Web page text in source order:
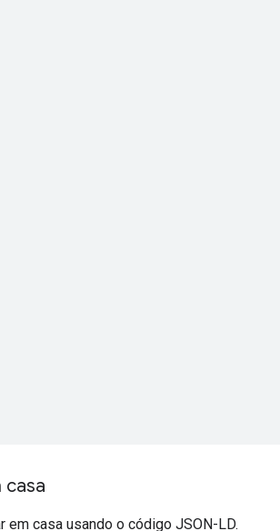
em casa usando o código JSON-LD.